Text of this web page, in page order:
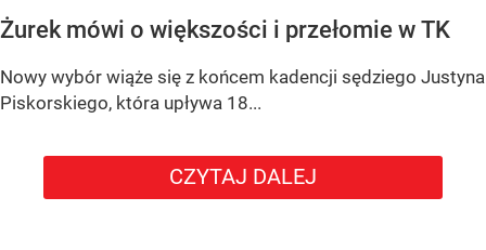
Żurek mówi o większości i przełomie w TK
Nowy wybór wiąże się z końcem kadencji sędziego Justyna
Piskorskiego, która upływa 18...
CZYTAJ DALEJ